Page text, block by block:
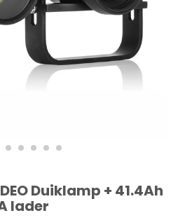
Duiklamp + 41.4Ah
lader